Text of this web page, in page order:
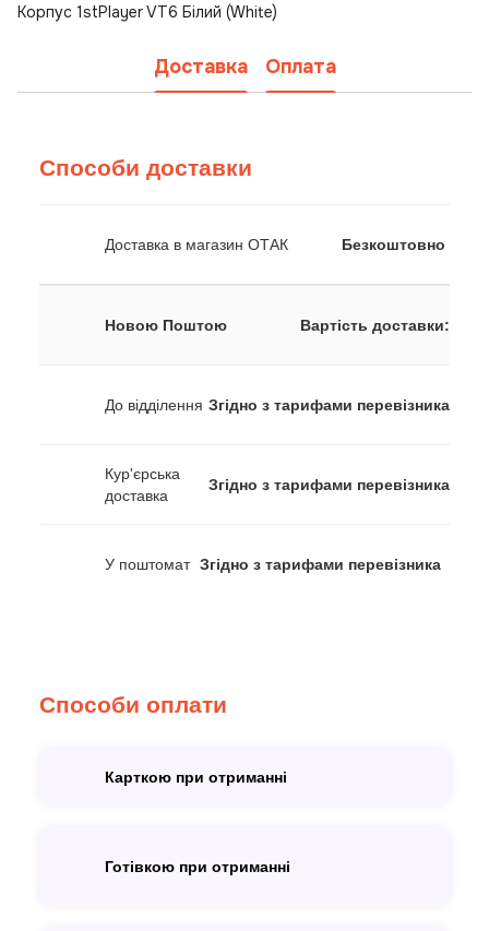
Корпус 1stPlayer VT6 Білий (White)
Доставка Оплата
Способи доставки
Доставка в магазин ОТАК Безкоштовно
Новою Поштою Вартість доставки:
До відділення Згідно з тарифами перевізника
Кур'єрська
доставка
Згідно з тарифами перевізника
У поштомат Згідно з тарифами перевізника
Способи оплати
Карткою при отриманні
Готівкою при отриманні